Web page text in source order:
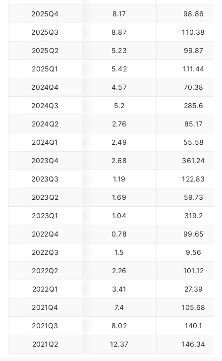
2025Q4 8.17 98.86
2025Q3 8.87 110.38
2025Q2 5.23 99.87
2025Q1 5.42 111.44
2024Q4 4.57 70.38
2024Q3 5.2 285.6
2024Q2 2.76 85.17
2024Q1 2.49 55.58
2023Q4 2.68 361.24
2023Q3 1.19 122.83
2023Q2 1.69 59.73
2023Q1 1.04 319.2
2022Q4 0.78 99.65
2022Q3 1.5 9.56
2022Q2 2.26 101.12
2022Q1 3.41 27.39
2021Q4 7.4 105.68
2021Q3 8.02 140.1
2021Q2 12.37 146.34